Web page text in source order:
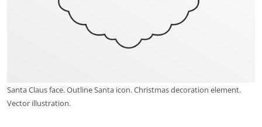
Santa Claus face. Outline Santa icon. Christmas decoration element.
Vector illustration.